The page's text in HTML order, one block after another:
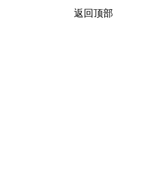
返回顶部